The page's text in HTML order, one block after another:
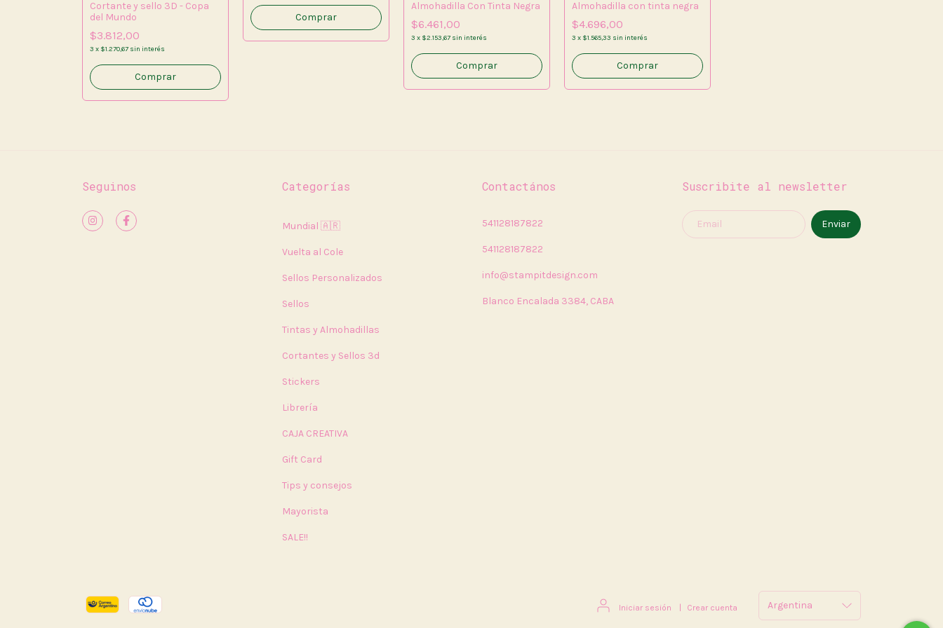
Cortante y sello 3D - Copa
del Mundo
$3.812,00
3 x $1.270,67 sin interés
Comprar
Almohadilla Con Tinta Negra
$6.461,00
3 x $2.153,67 sin interés
Comprar
Almohadilla con tinta negra
$4.696,00
3 x $1.565,33 sin interés
Seguinos Categorías
Mundial 🇦🇷
Vuelta al Cole
Sellos Personalizados
Sellos
Tintas y Almohadillas
Cortantes y Sellos 3d
Stickers
Librería
CAJA CREATIVA
Gift Card
Tips y consejos
Mayorista
SALE!!
Contactános
541128187822
541128187822
info@stampitdesign.com
Blanco Encalada 3384, CABA
Suscribite al newsletter
Iniciar sesión Crear cuenta